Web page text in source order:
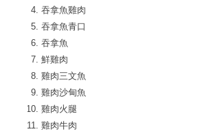
吞拿魚雞肉
吞拿魚青口
吞拿魚
鮮雞肉
雞肉三文魚
雞肉沙甸魚
雞肉火腿
雞肉牛肉